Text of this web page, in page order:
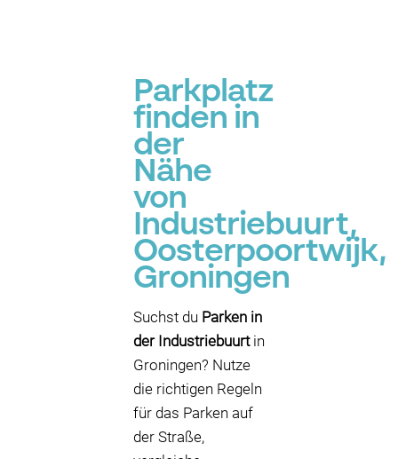
Parkplatz
finden in
der
Nähe
von
Industriebuurt,
Oosterpoortwijk,
Groningen
Suchst du Parken in
der Industriebuurtin
Groningen? Nutze
die richtigen Regeln
für das Parken auf
der Straße,